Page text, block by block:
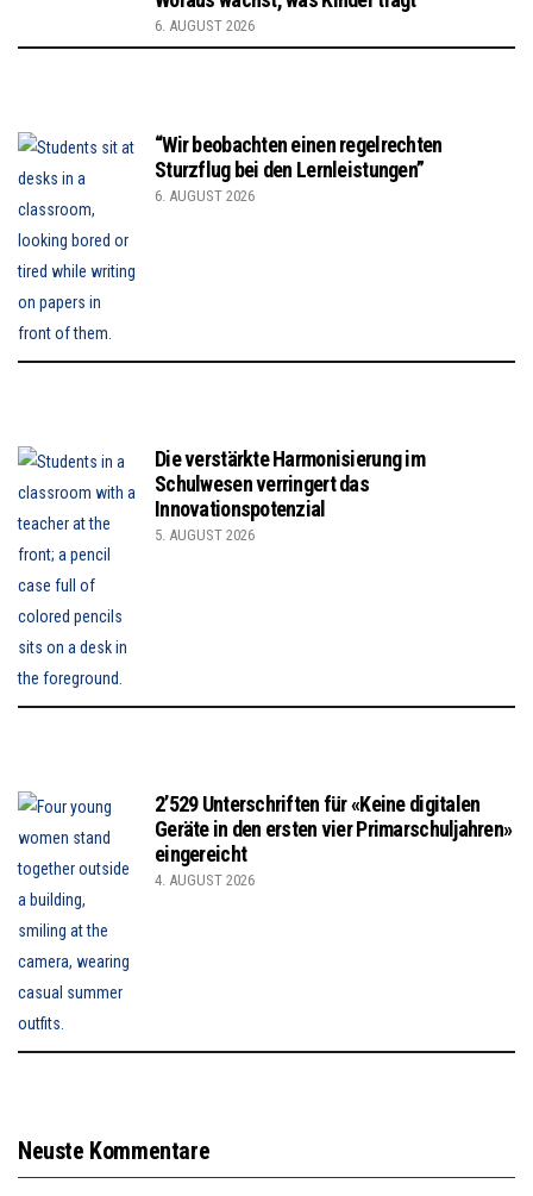
6. AUGUST 2026
“Wir beobachten einen regelrechten
Sturzflug bei den Lernleistungen”
6. AUGUST 2026
Die verstärkte Harmonisierung im
Schulwesen verringert das
Innovationspotenzial
5. AUGUST 2026
2’529 Unterschriften für «Keine digitalen
Geräte in den ersten vier Primarschuljahren»
eingereicht
4. AUGUST 2026
Neuste Kommentare